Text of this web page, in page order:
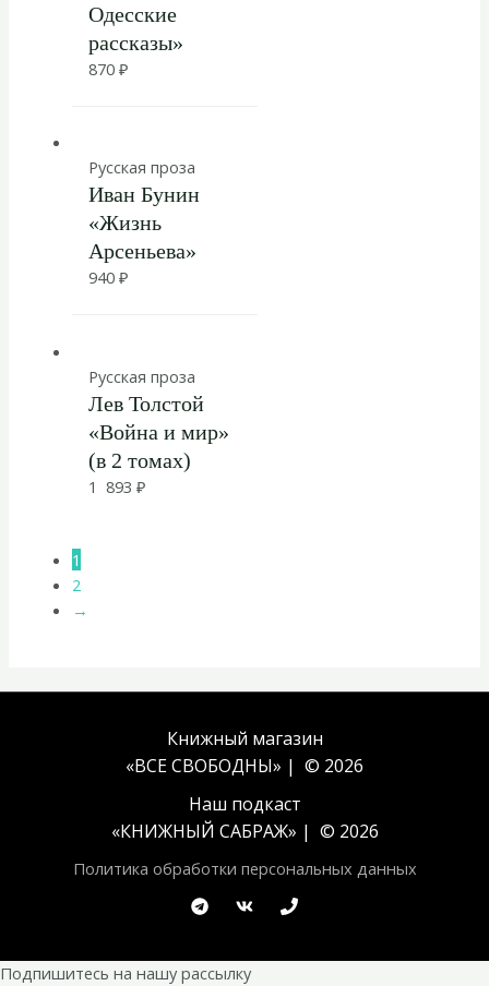
Одесские
рассказы»
870 ₽
Русская проза
Иван Бунин
«Жизнь
Арсеньева»
940 ₽
Русская проза
Лев Толстой
«Война и мир»
(в 2 томах)
1 893 ₽
1
2
→
Книжный магазин
«ВСЕ СВОБОДНЫ» | © 2026
Наш подкаст
«КНИЖНЫЙ САБРАЖ» | © 2026
Политика обработки персональных данных
Подпишитесь на нашу рассылку